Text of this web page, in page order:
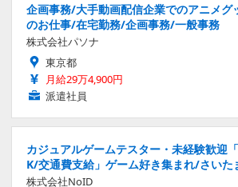
企画事務/大手動画配信企業でのアニメグ
のお仕事/在宅勤務/企画事務/一般事務
株式会社パソナ
東京都
月給29万4,900円
派遣社員
カジュアルゲームテスター・未経験歓迎
K/交通費支給」ゲーム好き集まれ/さい
株式会社NoID